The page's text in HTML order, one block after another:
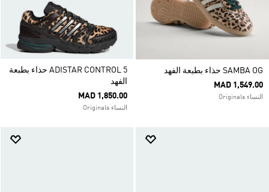
SAMBA OG حذاء بطبعة الفهد
MAD 1,549.00
النساء Originals
ADISTAR CONTROL 5 حذاء بطبعة
الفهد
MAD 1,850.00
النساء Originals